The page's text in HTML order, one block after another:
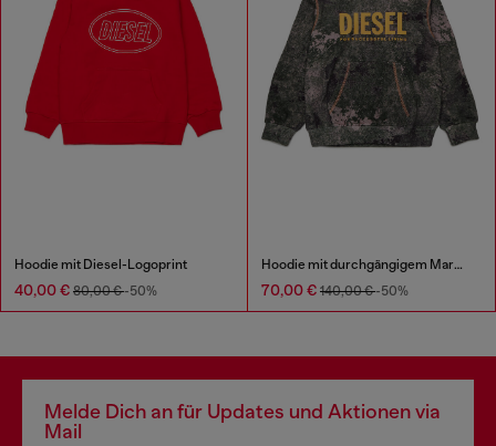
Hoodie mit Diesel-Logoprint
40,00 € 80,00 €-50%
Hoodie mit durchgängigem Marmor-Print
70,00 € 140,00 €-50%
Melde Dich an für Updates und Aktionen via
Mail